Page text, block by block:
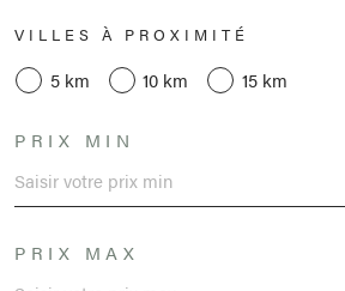
VILLES À PROXIMITÉ
5 km 10 km 15 km
PRIX MIN
PRIX MAX